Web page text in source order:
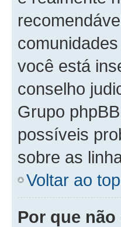
você está
conselho
Grupo
possíveis
sobre as
Voltar ao
Por que